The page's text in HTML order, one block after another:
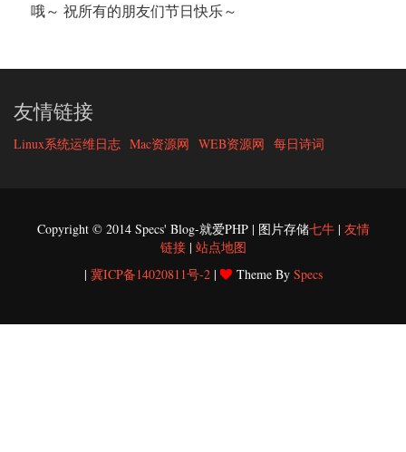
哦～ 祝所有的朋友们节日快乐～
友情链接
Linux系统运维日志 Mac资源网 WEB资源网 每日诗词
Copyright © 2014 Specs' Blog-就爱PHP | 图片存储七牛| 友情
链接| 站点地图
| 冀ICP备14020811号-2| Theme By Specs